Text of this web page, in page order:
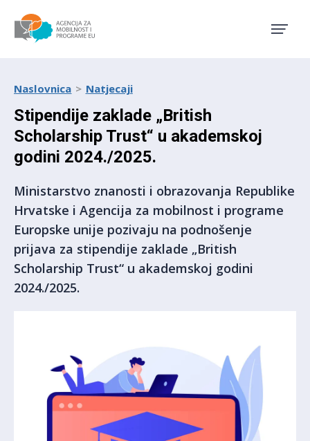
Naslovnica Natjecaji
Stipendije zaklade „British
Scholarship Trust“ u akademskoj
godini 2024./2025.
Ministarstvo znanosti i obrazovanja Republike
Hrvatske i Agencija za mobilnost i programe
Europske unije pozivaju na podnošenje
prijava za stipendije zaklade „British
Scholarship Trust“ u akademskoj godini
2024./2025.